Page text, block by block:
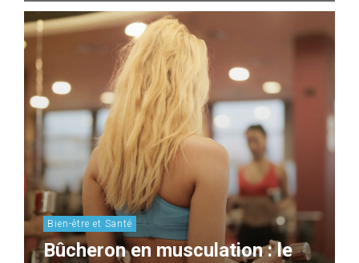
Bien-être et Santé
Bûcheron en musculation : le